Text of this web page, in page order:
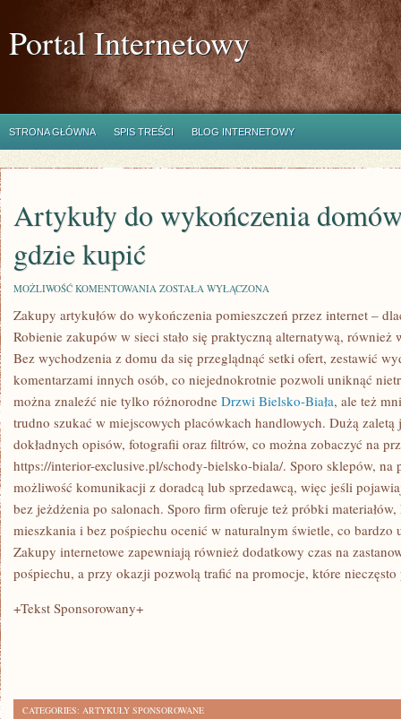
Portal Internetowy
STRONA GŁÓWNA SPIS TREŚCI BLOG INTERNETOWY
Artykuły do wykończenia
gdzie kupić
MOŻLIWOŚĆ KOMENTOWANIA ARTYKUŁY
WYKOŃCZENIA
I
MIESZKAŃ
GDZIE
KUPIĆ
ZOSTAŁA WYŁĄCZONA
Zakupy artykułów do wykończenia pomieszczeń przez internet –
Robienie zakupów w sieci stało się praktyczną alternatywą,
Bez wychodzenia z domu da się przeglądnąć setki ofert, zestawić
komentarzami innych osób, co niejednokrotnie pozwoli uniknąć
można znaleźć nie tylko różnorodne Drzwi Bielsko-Biała, ale też
trudno szukać w miejscowych placówkach handlowych. Dużą zaletą
dokładnych opisów, fotografii oraz filtrów, co można zobaczyć na
https://interior-exclusive.pl/schody-bielsko-biala/. Sporo sklepów, na
możliwość komunikacji z doradcą lub sprzedawcą, więc jeśli
bez jeżdżenia po salonach. Sporo firm oferuje też próbki
mieszkania i bez pośpiechu ocenić w naturalnym świetle, co bardzo
Zakupy internetowe zapewniają również dodatkowy czas na
pośpiechu, a przy okazji pozwolą trafić na promocje, które
+Tekst Sponsorowany+
CATEGORIES: ARTYKUŁY SPONSOROWANE